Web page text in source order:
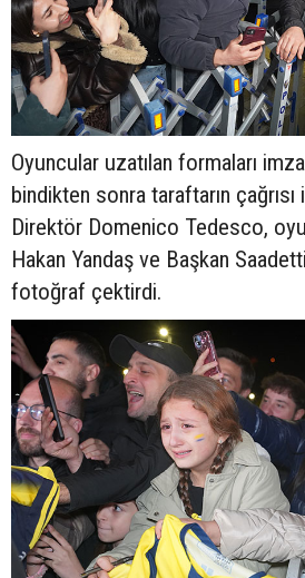
Oyuncular uzatılan formaları
bindikten sonra taraftarın
Direktör Domenico Tedesco,
Hakan Yandaş ve Başkan
fotoğraf çektirdi.